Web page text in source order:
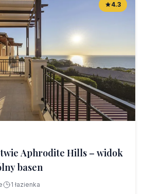
4.3
Aphrodite Hills – widok
basen
1 łazienka